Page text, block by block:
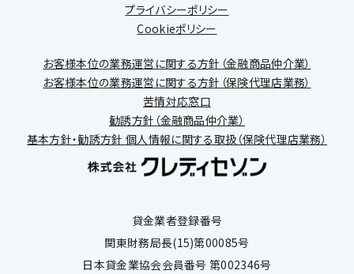
貸金業者登録番号
関東財務局長(15)第00085号
日本貸金業協会会員番号 第002346号
プライバシーポリシー
Cookieポリシー
お客様本位の業務運営に関する方針（金融商品仲介業）
お客様本位の業務運営に関する方針（保険代理店業務）
苦情対応窓口
勧誘方針（金融商品仲介業）
基本方針・勧誘方針 個人情報に関する取扱（保険代理店業務）